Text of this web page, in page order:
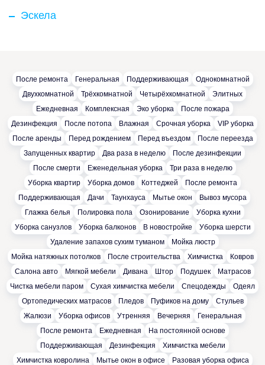
Эскела
После ремонта Генеральная Поддерживающая
Однокомнатной
Двухкомнатной
Трёхкомнатной Четырёхкомнатной
Элитных
Ежедневная
Комплексная Эко уборка
После пожара
Дезинфекция
После потопа Влажная Cрочная уборка
VIP уборка
После аренды
Перед рождением Перед въездом
После переезда
Запущенных квартир
Два раза в неделю
После дезинфекции
После смерти
Еженедельная уборка
Три раза в неделю
Уборка квартир
Уборка домов Коттеджей
После ремонта
Поддерживающая
Дачи Таунхауса Мытье окон
Вывоз мусора
Глажка белья
Полировка пола Озонирование
Уборка кухни
Уборка санузлов
Уборка балконов В новостройке
Уборка шерсти
Удаление запахов сухим туманом
Мойка люстр
Мойка натяжных потолков
После строительства Химчистка
Ковров
Салона авто
Мягкой мебели Дивана Штор Подушек
Матрасов
Чистка мебели паром
Сухая химчистка мебели Спецодежды
Одеял
Ортопедических матрасов
Пледов Пуфиков на дому
Стульев
Жалюзи
Уборка офисов Утренняя Вечерняя
Генеральная
После ремонта
Ежедневная
На постоянной основе
Поддерживающая
Дезинфекция
Химчистка мебели
Химчистка ковролина
Мытье окон в офисе
Разовая уборка офиса